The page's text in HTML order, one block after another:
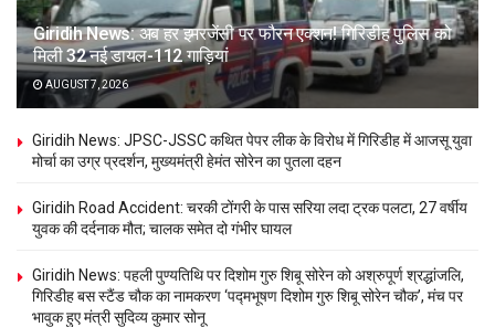
Giridih News: अब हर इमरजेंसी पर फौरन एक्शन! गिरिडीह पुलिस को
मिली 32 नई डायल-112 गाड़ियां
AUGUST 7, 2026
Giridih News: JPSC-JSSC कथित पेपर लीक के विरोध में गिरिडीह में आजसू युवा
मोर्चा का उग्र प्रदर्शन, मुख्यमंत्री हेमंत सोरेन का पुतला दहन
Giridih Road Accident: चरकी टोंगरी के पास सरिया लदा ट्रक पलटा, 27 वर्षीय
युवक की दर्दनाक मौत; चालक समेत दो गंभीर घायल
Giridih News: पहली पुण्यतिथि पर दिशोम गुरु शिबू सोरेन को अश्रुपूर्ण श्रद्धांजलि,
गिरिडीह बस स्टैंड चौक का नामकरण ‘पद्मभूषण दिशोम गुरु शिबू सोरेन चौक’, मंच पर
भावुक हुए मंत्री सुदिव्य कुमार सोनू